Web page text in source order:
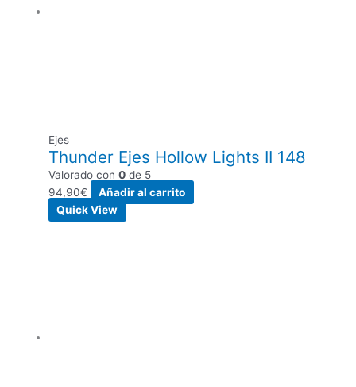
Ejes
Thunder Ejes Hollow Lights II 148
Valorado con0 de 5
94,90€
Añadir al carrito
Quick View